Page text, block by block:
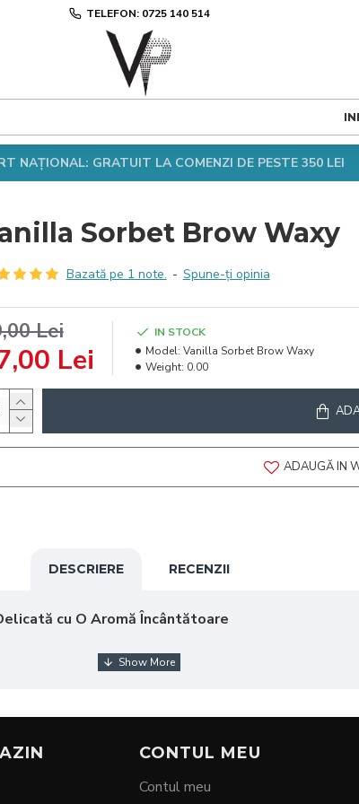
TELEFON: 0725 140 514
NAȚIONAL: GRATUIT LA COMENZI DE PESTE 350 LEI
Sorbet Brow Waxy
Bazată pe 1 note. - Spune-ţi opinia
Lei
Lei
IN STOCK
Model: Vanilla Sorbet Brow Waxy
Weight: 0.00
ADAUGĂ IN
DESCRIERE RECENZII
cu O Aromă Încântătoare
parfumului său dulce și delicat:
și roșeața.
CONTUL MEU
Contul meu